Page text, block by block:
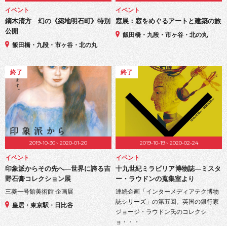
イベント
鏑木清方 幻の《築地明石町》特別
公開
飯田橋・九段・市ヶ谷・北の丸
イベント
窓展：窓をめぐるアートと建築の旅
飯田橋・九段・市ヶ谷・北の丸
終了
2019-10-30~ 2020-01-20
イベント
印象派からその先へ―世界に誇る吉
野石膏コレクション展
三菱一号館美術館 企画展
皇居・東京駅・日比谷
終了
2019-10-19~ 2020-02-24
イベント
十九世紀ミラビリア博物誌―ミスタ
ー・ラウドンの蒐集室より
連続企画「インターメディアテク博物
誌シリーズ」の第五回。英国の銀行家
ジョージ・ラウドン氏のコレクシ
ョ・・・